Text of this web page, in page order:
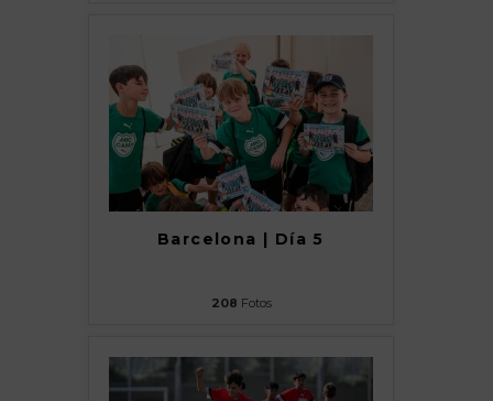
Barcelona | Día 5
208 Fotos